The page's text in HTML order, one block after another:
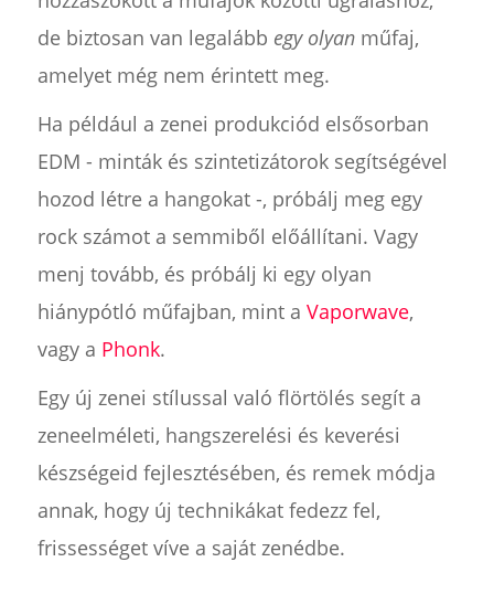
de biztosan van legalább egy olyanműfaj,
amelyet még nem érintett meg.
Ha például a zenei produkciód elsősorban
EDM - minták és szintetizátorok segítségével
hozod létre a hangokat -, próbálj meg egy
rock számot a semmiből előállítani. Vagy
menj tovább, és próbálj ki egy olyan
hiánypótló műfajban, mint a Vaporwave,
vagy a Phonk.
Egy új zenei stílussal való flörtölés segít a
zeneelméleti, hangszerelési és keverési
készségeid fejlesztésében, és remek módja
annak, hogy új technikákat fedezz fel,
frissességet víve a saját zenédbe.